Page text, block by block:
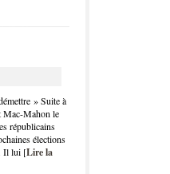
» Suite à
Mac-Mahon le
républicains
élections
Il lui [Lire la